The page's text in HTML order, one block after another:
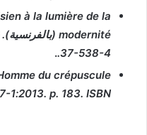
à la lumière de la
modernité (بالفرنسية). 2009. p. 185. ISBN:
37-538-4
.
.
du crépuscule
2013. p. 183. ISBN:
1